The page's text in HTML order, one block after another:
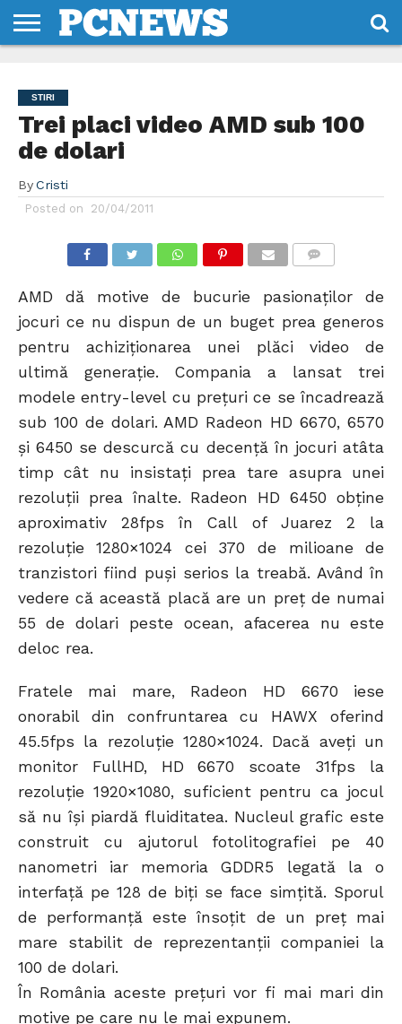
NOI
SI
CONDITII
STIRI
Trei placi video AMD sub 100
de dolari
By Cristi
Posted on 20/04/2011
AMD dă motive de bucurie pasionaților de
jocuri ce nu dispun de un buget prea generos
pentru achiziționarea unei plăci video de
ultimă generație. Compania a lansat trei
modele entry-level cu prețuri ce se încadrează
sub 100 de dolari. AMD Radeon HD 6670, 6570
și 6450 se descurcă cu decență în jocuri atâta
timp cât nu insistați prea tare asupra unei
rezoluții prea înalte. Radeon HD 6450 obține
aproximativ 28fps în Call of Juarez 2 la
rezoluție 1280×1024 cei 370 de milioane de
tranzistori fiind puși serios la treabă. Având în
vedere că această placă are un preț de numai
55 de dolari peste ocean, afacerea nu este
deloc rea.
Fratele mai mare, Radeon HD 6670 iese
onorabil din confruntarea cu HAWX oferind
45.5fps la rezoluție 1280×1024. Dacă aveți un
monitor FullHD, HD 6670 scoate 31fps la
rezoluție 1920×1080, suficient pentru ca jocul
să nu își piardă fluiditatea. Nucleul grafic este
construit cu ajutorul fotolitografiei pe 40
nanometri iar memoria GDDR5 legată la o
interfață pe 128 de biți se face simțită. Sporul
de performanță este însoțit de un preț mai
mare stabilit de reprezentanții companiei la
100 de dolari.
În România aceste prețuri vor fi mai mari din
motive pe care nu le mai expunem.